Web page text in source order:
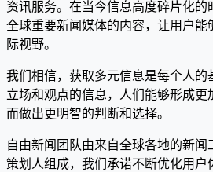
资讯服务。在当今信息高度碎片化
全球重要新闻媒体的内容，让用户能
际视野。
我们相信，获取多元信息是每个人的
立场和观点的信息，人们能够形成
而做出更明智的判断和选择。
自由新闻团队由来自全球各地的新
策划人组成，我们承诺不断优化用户